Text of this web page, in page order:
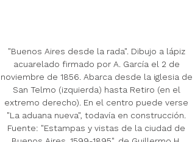
"Buenos Aires desde la rada". Dibujo a lápiz
acuarelado firmado por A. García el 2 de
noviembre de 1856. Abarca desde la iglesia de
San Telmo (izquierda) hasta Retiro (en el
extremo derecho). En el centro puede verse
"La aduana nueva", todavía en construcción.
Fuente: "Estampas y vistas de la ciudad de